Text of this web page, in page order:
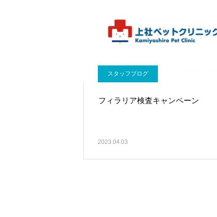
スタッフブログ
フィラリア検査キャンペーン
2023.04.03